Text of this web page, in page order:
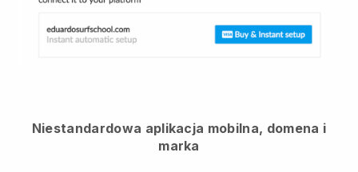
Niestandardowa aplikacja mobilna, domena i
marka